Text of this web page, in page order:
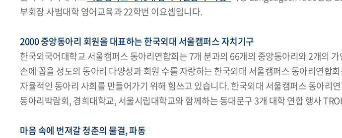
부회장 사범대학 영어교육과 22학번 이요셉입니다.
2000 중앙동아리 회원을 대표하는 한국외대 서울캠퍼스 자치기구
한국외국어대학교 서울캠퍼스 동아리연합회는 7개 분과의 66개의 중앙동아리와 2개의
손에 꼽을 정도의 동아리 다양성과 회원 수를 자랑하는 한국외대 서울캠퍼스 동아리연합
자율적인 동아리 사회를 만들어가기 위해 힘쓰고 있습니다. 한국외대 서울캠퍼스 동아리
동아리박람회, 경희대학교, 서울시립대학교와 함께하는 동대문구 3개 대학 연합 행사
마음 속에 번져갈 청춘의 물결, 파동